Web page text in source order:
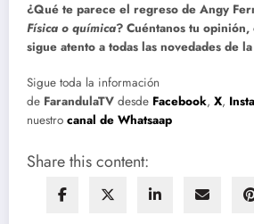
¿Qué te parece el regreso de Angy
Física o química? Cuéntanos tu
sigue atento a todas las novedades de
Sigue toda la información
de FarandulaTV desde Facebook, X,
nuestro canal de Whatsaap
Share this content: